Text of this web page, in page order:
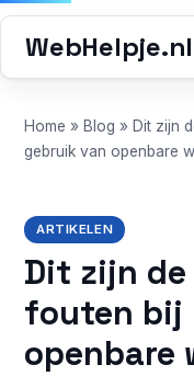
WebHelpje.nl
Home » Blog » Dit zijn
gebruik van openbare
ARTIKELEN
Dit zijn
fouten bij
openbare